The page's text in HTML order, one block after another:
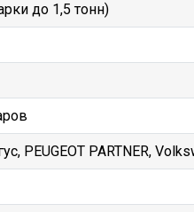
до 1,5 тонн)
PEUGEOT PARTNER,